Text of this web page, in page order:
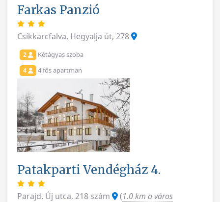
Farkas Panzió
Csíkkarcfalva, Hegyalja út, 278
2 Kétágyas szoba
4 4 fős apartman
Patakparti Vendégház 4.
Parajd, Új utca, 218 szám (1.0 km a város